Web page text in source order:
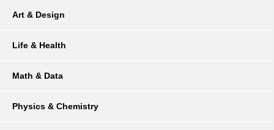
Art & Design
Life & Health
Math & Data
Physics & Chemistry